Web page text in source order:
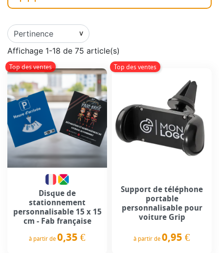
Affichage 1-18 de 75 article(s)
Top des ventes
Disque de
stationnement
personnalisable 15 x 15
cm - Fab française
à partir de 0,35 €
Top des ventes
Support de téléphone
portable
personnalisable pour
voiture Grip
à partir de 0,95 €